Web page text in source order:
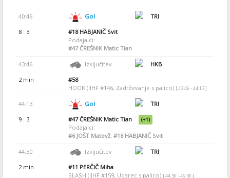
40:49 Gol
TRI
8 : 3
#18HABJANIČ Svit
Podajalci:
#47ČREŠNIK Matic Tian
43:46 Izključitev
HKB
2 min
#58
HOOK (IIHF #146, Zadrževanje s palico) [ 43:46 - 44:13 ]
44:13 Gol
TRI
9 : 3
#47ČREŠNIK Matic Tian (+1)
Podajalci:
#6JOŠT Matevž, #18HABJANIČ Svit
44:30 Izključitev
TRI
2 min
#11 PERČIČ Miha
SLASH (IIHF #159, Udarec s palico) [ 44:30 - 46:30 ]